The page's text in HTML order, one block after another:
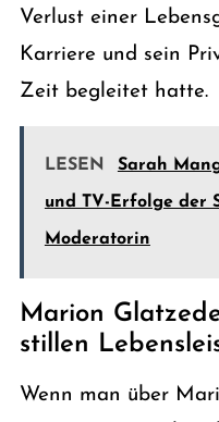
Verlust einer
Karriere und sein
Zeit begleitet hatte.
LESEN Sarah
und TV-Erfolge der
Moderatorin
Marion
stillen
Wenn man über